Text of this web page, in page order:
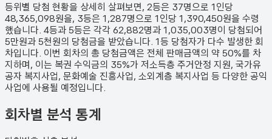
등위별 당첨 현황을 상세히 살펴보면, 2등은 37명으로 1인당
48,365,098원을, 3등은 1,287명으로 1인당 1,390,450원을 수령
했습니다. 4등과 5등은 각각 62,882명과 1,035,003명이 당첨되어
5만원과 5천원의 당첨금을 받았습니다. 1등 당첨자가 다수 발생한 회
차입니다. 이번 회차의 총 당첨금액은 전체 판매금액의 약 50%를 차
지하며, 이는 복권 수익금의 35%가 저소득층 주거안정 지원, 국가유
공자 복지사업, 문화예술 진흥사업, 소외계층 복지사업 등 다양한 공익
사업에 사용될 예정입니다.
회차별 분석 통계